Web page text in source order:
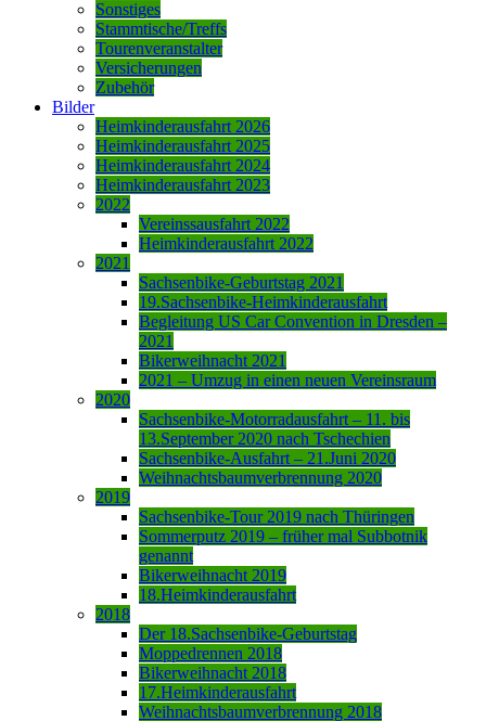
Sonstiges
Stammtische/Treffs
Tourenveranstalter
Versicherungen
Zubehör
Bilder
Heimkinderausfahrt 2026
Heimkinderausfahrt 2025
Heimkinderausfahrt 2024
Heimkinderausfahrt 2023
2022
Vereinssausfahrt 2022
Heimkinderausfahrt 2022
2021
Sachsenbike-Geburtstag 2021
19.Sachsenbike-Heimkinderausfahrt
Begleitung US Car Convention in Dresden –
2021
Bikerweihnacht 2021
2021 – Umzug in einen neuen Vereinsraum
2020
Sachsenbike-Motorradausfahrt – 11. bis
13.September 2020 nach Tschechien
Sachsenbike-Ausfahrt – 21.Juni 2020
Weihnachtsbaumverbrennung 2020
2019
Sachsenbike-Tour 2019 nach Thüringen
Sommerputz 2019 – früher mal Subbotnik
genannt
Bikerweihnacht 2019
18.Heimkinderausfahrt
2018
Der 18.Sachsenbike-Geburtstag
Moppedrennen 2018
Bikerweihnacht 2018
17.Heimkinderausfahrt
Weihnachtsbaumverbrennung 2018